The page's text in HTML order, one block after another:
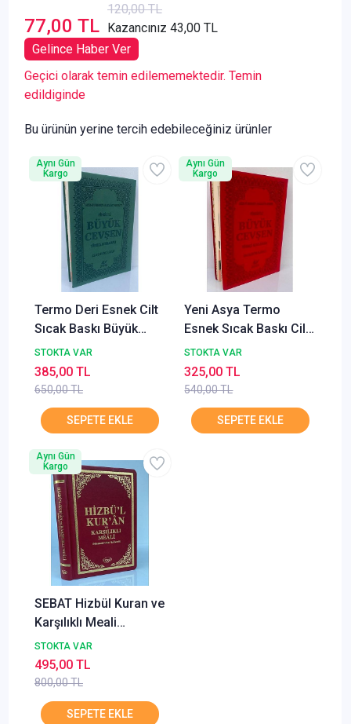
77,00 TL
120,00 TL
Kazancınız 43,00 TL
Gelince Haber Ver
Geçici olarak temin edilememektedir. Temin
edildiginde
Bu ürünün yerine tercih edebileceğiniz ürünler
Termo Deri Esnek Cilt
Sıcak Baskı Büyük
Cevşen Türkçe
Açıklama, Celcelutiye
İlaveli Orta 7884 Kod
YENİ ASYA
STOKTA VAR
650,00 TL
385,00 TL
Aynı Gün
Kargo
Yeni Asya Termo
Esnek Sıcak Baskı Cilt
Büyük Cevşen Çanta
boy Türkçe Açıklamalı
Fihristli 9031 Kod
STOKTA VAR
540,00 TL
325,00 TL
Aynı Gün
Kargo
SEBAT Hizbül Kuran ve
Karşılıklı Meali
Münacatül Kur'an
İlaveli Kenarı Yaldızlı
Kod 1051
STOKTA VAR
800,00 TL
495,00 TL
Aynı Gün
Kargo